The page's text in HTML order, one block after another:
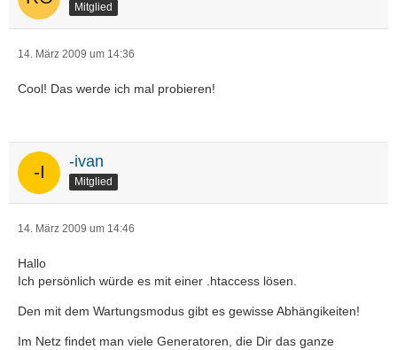
Mitglied
14. März 2009 um 14:36
Cool! Das werde ich mal probieren!
-ivan
Mitglied
14. März 2009 um 14:46
Hallo
Ich persönlich würde es mit einer .htaccess lösen.
Den mit dem Wartungsmodus gibt es gewisse Abhängikeiten!
Im Netz findet man viele Generatoren, die Dir das ganze